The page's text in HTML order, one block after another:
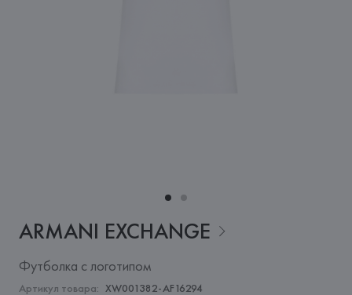
ARMANI EXCHANGE
Футболка с логотипом
Артикул товара: XW001382-AF16294